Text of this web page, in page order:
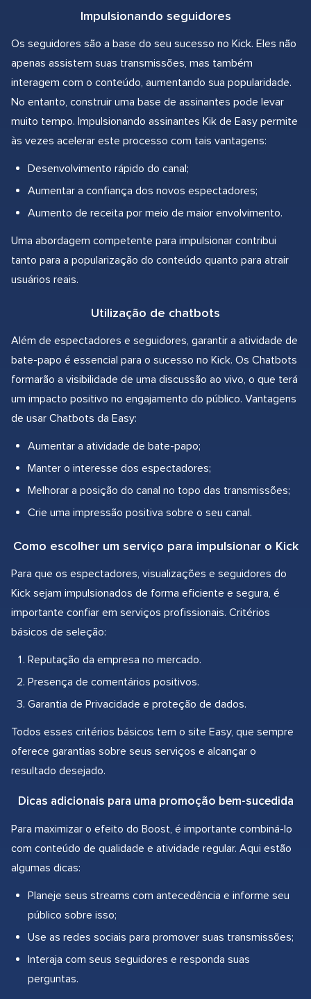
Impulsionando seguidores
Os seguidores são a base do seu sucesso no Kick. Eles não
apenas assistem suas transmissões, mas também
interagem com o conteúdo, aumentando sua popularidade.
No entanto, construir uma base de assinantes pode levar
muito tempo. Impulsionando assinantes Kik de Easy permite
às vezes acelerar este processo com tais vantagens:
Desenvolvimento rápido do canal;
Aumentar a confiança dos novos espectadores;
Aumento de receita por meio de maior envolvimento.
Uma abordagem competente para impulsionar contribui
tanto para a popularização do conteúdo quanto para atrair
usuários reais.
Utilização de chatbots
Além de espectadores e seguidores, garantir a atividade de
bate-papo é essencial para o sucesso no Kick. Os Chatbots
formarão a visibilidade de uma discussão ao vivo, o que terá
um impacto positivo no engajamento do público. Vantagens
de usar Chatbots da Easy:
Aumentar a atividade de bate-papo;
Manter o interesse dos espectadores;
Melhorar a posição do canal no topo das transmissões;
Crie uma impressão positiva sobre o seu canal.
Como escolher um serviço para impulsionar o Kick
Para que os espectadores, visualizações e seguidores do
Kick sejam impulsionados de forma eficiente e segura, é
importante confiar em serviços profissionais. Critérios
básicos de seleção:
Reputação da empresa no mercado.
Presença de comentários positivos.
Garantia de Privacidade e proteção de dados.
Todos esses critérios básicos tem o site Easy, que sempre
oferece garantias sobre seus serviços e alcançar o
resultado desejado.
Dicas adicionais para uma promoção bem-sucedida
Para maximizar o efeito do Boost, é importante combiná-lo
com conteúdo de qualidade e atividade regular. Aqui estão
algumas dicas:
Planeje seus streams com antecedência e informe seu
público sobre isso;
Use as redes sociais para promover suas transmissões;
Interaja com seus seguidores e responda suas
perguntas.